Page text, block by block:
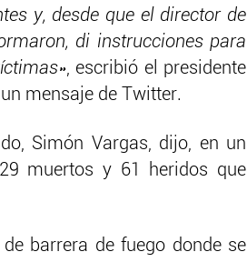
y, desde que el director de
di instrucciones para
, escribió el presidente
mensaje de Twitter.
Simón Vargas, dijo, en un
muertos y 61 heridos que
barrera de fuego donde se